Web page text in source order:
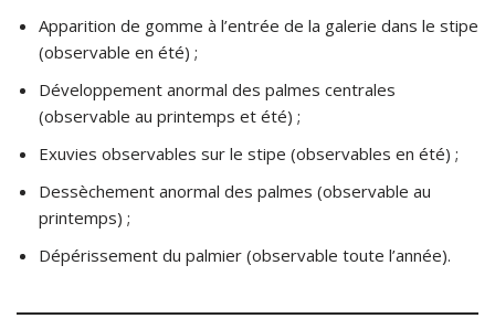
Apparition de gomme à l’entrée de la galerie dans le stipe
(observable en été) ;
Développement anormal des palmes centrales
(observable au printemps et été) ;
Exuvies observables sur le stipe (observables en été) ;
Dessèchement anormal des palmes (observable au
printemps) ;
Dépérissement du palmier (observable toute l’année).